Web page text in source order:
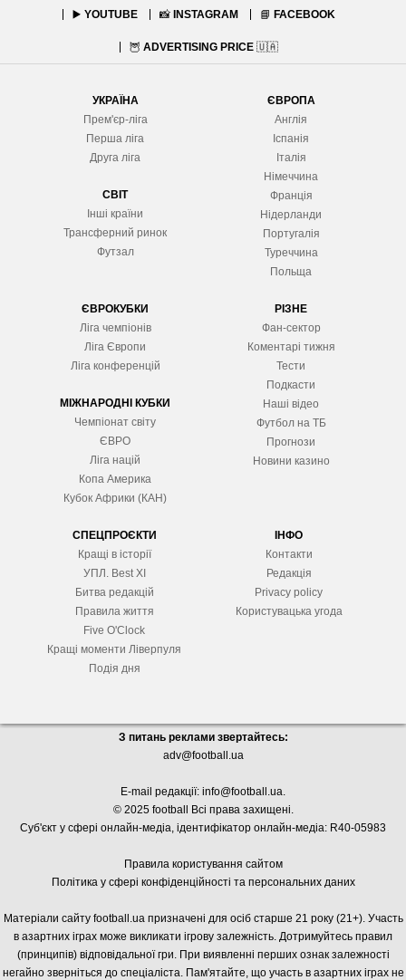
▶️ YOUTUBE 📸 INSTAGRAM 📘 FACEBOOK
🦉 ADVERTISING PRICE 🇺🇦
УКРАЇНА
Прем'єр-ліга
Перша ліга
Друга ліга
СВІТ
Інші країни
Трансферний ринок
Футзал
ЄВРОПА
Англія
Іспанія
Італія
Німеччина
Франція
Нідерланди
Португалія
Туреччина
Польща
ЄВРОКУБКИ
Ліга чемпіонів
Ліга Європи
Ліга конференцій
МІЖНАРОДНІ КУБКИ
Чемпіонат світу
ЄВРО
Ліга націй
Копа Америка
Кубок Африки (КАН)
РІЗНЕ
Фан-сектор
Коментарі тижня
Тести
Подкасти
Наші відео
Футбол на ТБ
Прогнози
Новини казино
СПЕЦПРОЄКТИ
Кращі в історії
УПЛ. Best XІ
Битва редакцій
Правила життя
Five O'Clock
Кращі моменти Ліверпуля
Подія дня
ІНФО
Контакти
Редакція
Privacy policy
Користувацька угода
З питань реклами звертайтесь:
adv@football.ua
E-mail редакції: info@football.ua.
© 2025 football Всі права захищені.
Суб'єкт у сфері онлайн-медіа, ідентифікатор онлайн-медіа: R40-05983
Правила користування сайтом
Політика у сфері конфіденційності та персональних даних
Матеріали сайту football.ua призначені для осіб старше 21 року (21+). Участь
в азартних іграх може викликати ігрову залежність. Дотримуйтесь правил
(принципів) відповідальної гри. При виявленні перших ознак залежності
негайно зверніться до спеціаліста. Пам'ятайте, що участь в азартних іграх не